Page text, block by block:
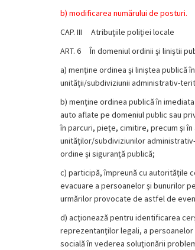
b) modificarea numărului de posturi.
CAP. III Atribuţiile poliţiei locale
ART. 6În domeniul ordinii şi liniştii
a) menţine ordinea şi liniştea publică
unităţii/subdiviziunii administrativ-
b) menţine ordinea publică în
auto aflate pe domeniul public sau
în parcuri, pieţe, cimitire, precum şi
unităţilor/subdiviziunilor
ordine şi siguranţă publică;
c) participă, împreună cu autorităţile
evacuare a persoanelor şi bunurilor
urmărilor provocate de astfel de
d) acţionează pentru identificarea
reprezentanţilor legali, a
socială în vederea soluţionării